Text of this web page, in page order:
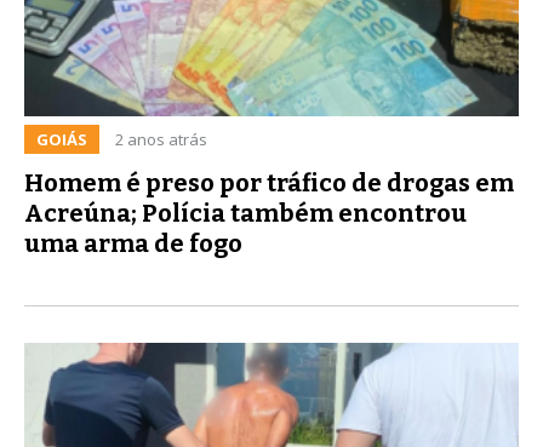
GOIÁS 2 anos atrás
Homem é preso por tráfico de drogas em
Acreúna; Polícia também encontrou
uma arma de fogo